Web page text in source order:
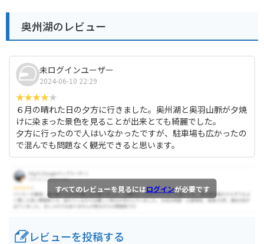
奥州湖のレビュー
未ログインユーザー
2024-06-10 22:29
６月の晴れた日の夕方に行きました。奥州湖と奥羽山脈が夕焼
けに染まった景色を見ることが出来とても綺麗でした。
夕方に行ったので人はいなかったですが、駐車場も広かったの
で混んでも問題なく観光できると思います。
すべてのレビューを見るにはログインが必要です
レビューを投稿する